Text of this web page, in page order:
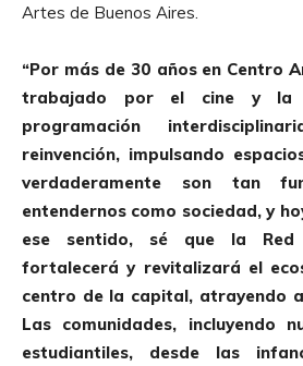
Artes de Buenos Aires.
“Por más de 30 años en Centro
trabajado por el cine y la
programación
reinvención, impulsando
verdaderamente son tan
entendernos como sociedad, y
ese sentido, sé que la Red
fortalecerá y revitalizará el
centro de la capital, atrayendo
Las comunidades, incluyendo
estudiantiles, desde las